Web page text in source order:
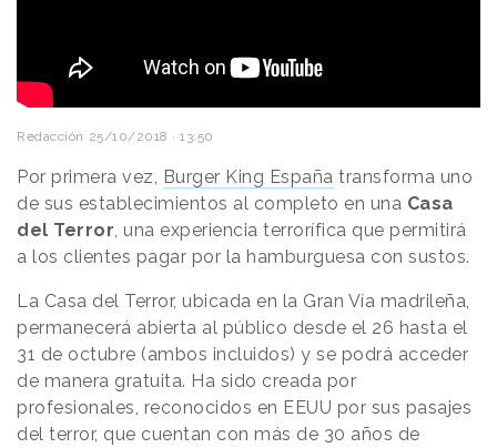
Redacción 25/10/2018 · 13:50
Por primera vez, Burger King España transforma uno
de sus establecimientos al completo en una Casa
del Terror , una experiencia terrorífica que permitirá
a los clientes pagar por la hamburguesa con sustos.
La Casa del Terror, ubicada en la Gran Vía madrileña,
permanecerá abierta al público desde el 26 hasta el
31 de octubre (ambos incluidos) y se podrá acceder
de manera gratuita. Ha sido creada por
profesionales, reconocidos en EEUU por sus pasajes
del terror, que cuentan con más de 30 años de